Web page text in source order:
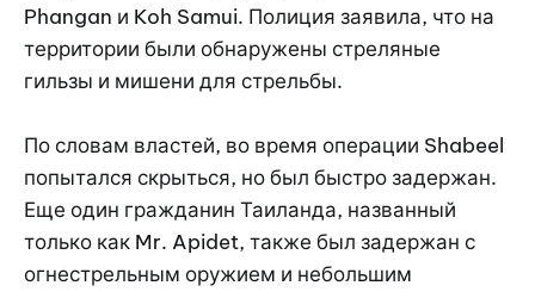
Phangan и Koh Samui. Полиция заявила, что на
территории были обнаружены стреляные
гильзы и мишени для стрельбы.
По словам властей, во время операции Shabeel
попытался скрыться, но был быстро задержан.
Еще один гражданин Таиланда, названный
только как Mr. Apidet, также был задержан с
огнестрельным оружием и небольшим